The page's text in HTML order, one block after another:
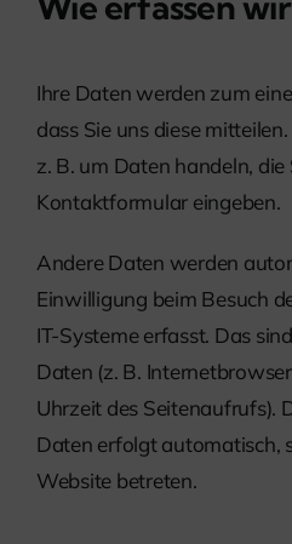
Ihre Daten werden zum
dass Sie uns diese
z. B. um Daten handeln, die
Kontaktformular eingeben.
Andere Daten werden
Einwilligung beim Besuch
IT-Systeme erfasst. Das
Daten (z. B.
Uhrzeit des Seitenaufrufs).
Daten erfolgt automatisch,
Website betreten.